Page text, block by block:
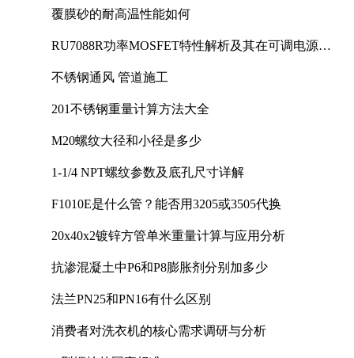
覆膜砂的耐高温性能如何
RU7088R功率MOSFET特性解析及其在可调电源设
不锈钢通风 管道施工
201不锈钢重量计算方法大全
M20螺纹大径和小径是多少
1-1/4 NPT螺纹参数及底孔尺寸详解
F1010E是什么管？能否用3205或3505代换
20x40x2镀锌方管单米重量计算与应用分析
抗渗混凝土中P6和P8膨胀剂分别加多少
法兰PN25和PN16有什么区别
消费者对洗衣机的核心需求调研与分析